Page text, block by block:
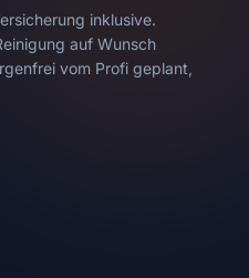
inklusive.
auf Wunsch
vom Profi geplant,